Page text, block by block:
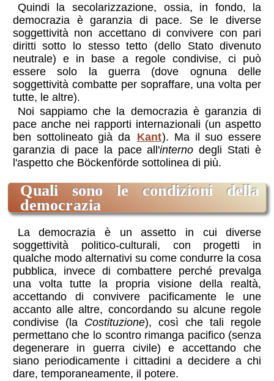
Quindi la secolarizzazione, ossia, in fondo, la
democrazia è garanzia di pace. Se le diverse
soggettività non accettano di convivere con pari
diritti sotto lo stesso tetto (dello Stato divenuto
neutrale) e in base a regole condivise, ci può
essere solo la guerra (dove ognuna delle
soggettività combatte per sopraffare, una volta per
tutte, le altre).
Noi sappiamo che la democrazia è garanzia di
pace anche nei rapporti internazionali (un aspetto
ben sottolineato già da Kant). Ma il suo essere
garanzia di pace la pace all'interno degli Stati è
l'aspetto che Böckenförde sottolinea di più.
quali sono le condizioni della
democrazia
La democrazia è un assetto in cui diverse
soggettività politico-culturali, con progetti in
qualche modo alternativi su come condurre la cosa
pubblica, invece di combattere perché prevalga
una volta tutte la propria visione della realtà,
accettando di convivere pacificamente le une
accanto alle altre, concordando su alcune regole
condivise (la Costituzione), così che tali regole
permettano che lo scontro rimanga pacifico (senza
degenerare in guerra civile) e accettando che
siano periodicamente i cittadini a decidere a chi
dare, temporaneamente, il potere.